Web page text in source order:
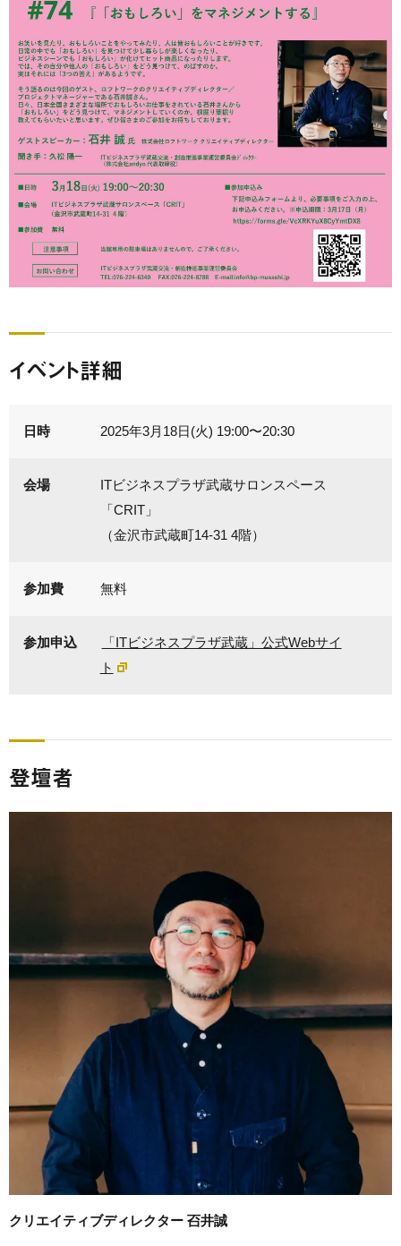
イベント詳細
日時 2025年3月18日(火) 19:00〜20:30
会場
ITビジネスプラザ武蔵サロンスペース
「CRIT」
（金沢市武蔵町14-31 4階）
参加費 無料
参加申込
「ITビジネスプラザ武蔵」公式Webサイ
ト
登壇者
クリエイティブディレクター 䂖井誠